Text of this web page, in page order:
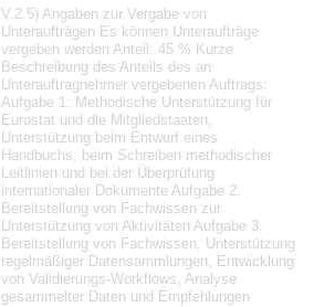
V.2.5) Angaben zur Vergabe von
Unteraufträgen Es können Unteraufträge
vergeben werden Anteil: 45 % Kurze
Beschreibung des Anteils des an
Unterauftragnehmer vergebenen Auftrags:
Aufgabe 1: Methodische Unterstützung für
Eurostat und die Mitgliedstaaten,
Unterstützung beim Entwurf eines
Handbuchs, beim Schreiben methodischer
Leitlinien und bei der Überprüfung
internationaler Dokumente Aufgabe 2:
Bereitstellung von Fachwissen zur
Unterstützung von Aktivitäten Aufgabe 3:
Bereitstellung von Fachwissen, Unterstützung
regelmäßiger Datensammlungen, Entwicklung
von Validierungs-Workflows, Analyse
gesammelter Daten und Empfehlungen